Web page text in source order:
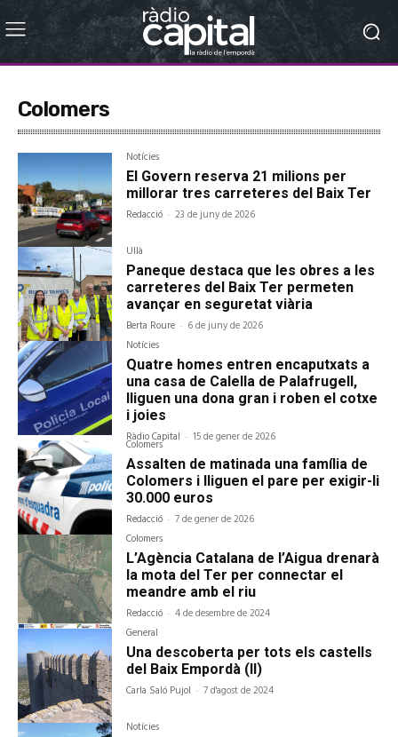
Colomers
Notícies
El Govern reserva 21 milions per
millorar tres carreteres del Baix Ter
Redacció - 23 de juny de 2026
Ullà
Paneque destaca que les obres a les
carreteres del Baix Ter permeten
avançar en seguretat viària
Berta Roure - 6 de juny de 2026
Notícies
Quatre homes entren encaputxats a
una casa de Calella de Palafrugell,
lliguen una dona gran i roben el cotxe
i joies
Ràdio Capital - 15 de gener de 2026
Colomers
Assalten de matinada una família de
Colomers i lliguen el pare per exigir-li
30.000 euros
Redacció - 7 de gener de 2026
Colomers
L’Agència Catalana de l’Aigua drenarà
la mota del Ter per connectar el
meandre amb el riu
Redacció - 4 de desembre de 2024
General
Una descoberta per tots els castells
del Baix Empordà (II)
Carla Saló Pujol - 7 d'agost de 2024
Notícies